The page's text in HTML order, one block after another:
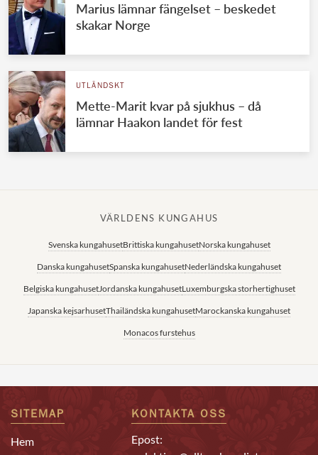
Marius lämnar fängelset – beskedet
skakar Norge
UTLÄNDSKT
Mette-Marit kvar på sjukhus – då
lämnar Haakon landet för fest
VÄRLDENS KUNGAHUS
Svenska kungahusetBrittiska kungahusetNorska kungahuset
Danska kungahusetSpanska kungahusetNederländska kungahuset
Belgiska kungahusetJordanska kungahusetLuxemburgska storhertighuset
Japanska kejsarhusetThailändska kungahusetMarockanska kungahuset
Monacos furstehus
SITEMAP
Hem
KONTAKTA OSS
Epost: